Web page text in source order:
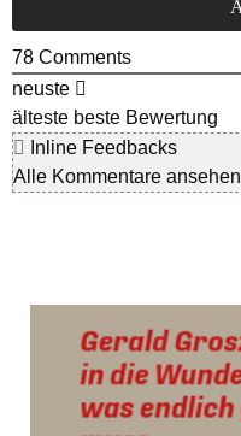
78 Comments
neuste
älteste beste Bewertung
Inline Feedbacks
Alle Kommentare ansehen